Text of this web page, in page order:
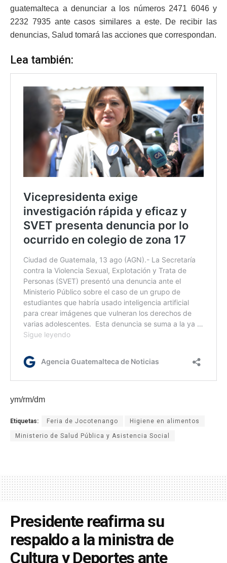
guatemalteca a denunciar a los números 2471 6046 y
2232 7935 ante casos similares a este. De recibir las
denuncias, Salud tomará las acciones que correspondan.
Lea también:
ym/rm/dm
Etiquetas: Feria de Jocotenango Higiene en alimentos
Ministerio de Salud Pública y Asistencia Social
Presidente reafirma su
respaldo a la ministra de
Cultura y Deportes ante